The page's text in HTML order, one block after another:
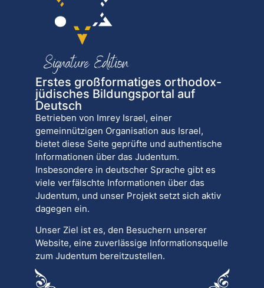
Erstes großformatiges orthodox-
jüdisches Bildungsportal auf
Deutsch
Betrieben von Imrey Israel, einer
gemeinnützigen Organisation aus Israel,
bietet diese Seite geprüfte und authentische
Informationen über das Judentum.
Insbesondere in deutscher Sprache gibt es
viele verfälschte Informationen über das
Judentum, und unser Projekt setzt sich aktiv
dagegen ein.
Unser Ziel ist es, den Besuchern unserer
Website, eine zuverlässige Informationsquelle
zum Judentum bereitzustellen.